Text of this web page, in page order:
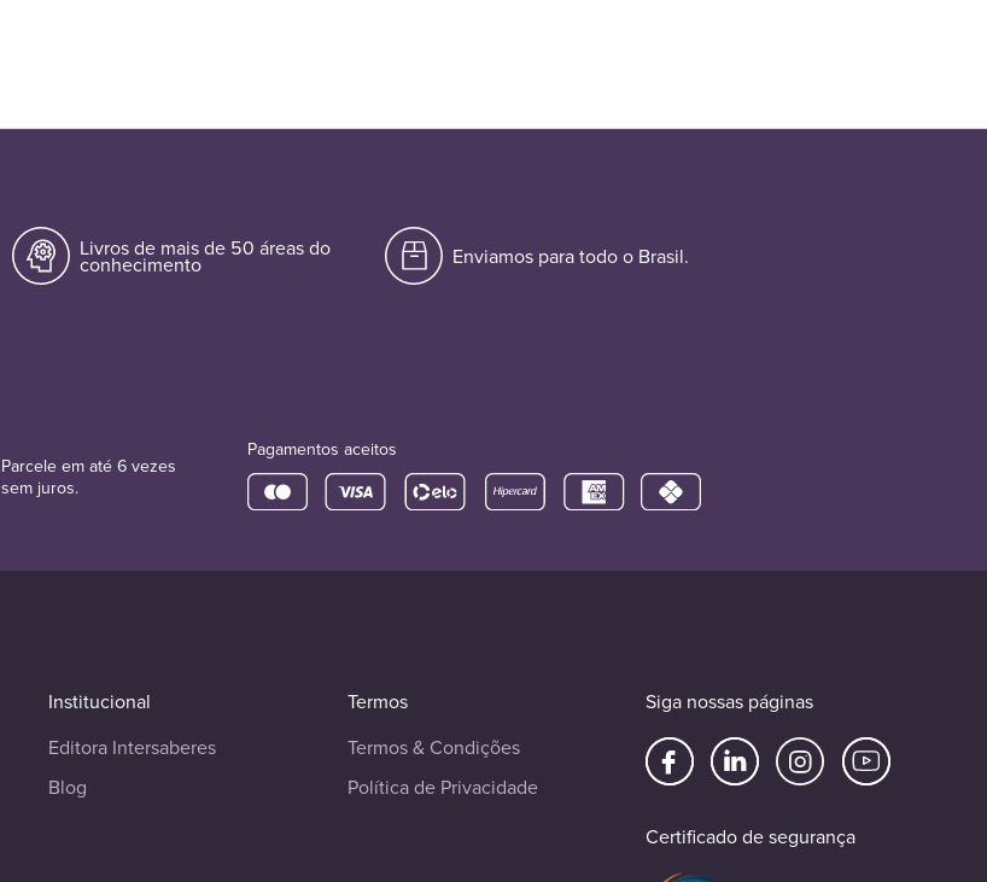
Livros de mais de 50 áreas do
conhecimento Enviamos para todo o Brasil.
Parcele em até 6 vezes
sem juros.
Pagamentos aceitos
Institucional
Editora Intersaberes
Blog
Termos
Termos & Condições
Política de Privacidade
Siga nossas páginas
Certificado de segurança